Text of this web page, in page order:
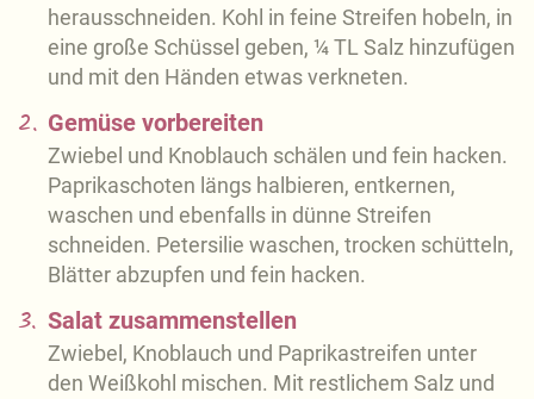
herausschneiden. Kohl in feine Streifen hobeln, in
eine große Schüssel geben, ¼ TL Salz hinzufügen
und mit den Händen etwas verkneten.
2. Gemüse vorbereiten
Zwiebel und Knoblauch schälen und fein hacken.
Paprikaschoten längs halbieren, entkernen,
waschen und ebenfalls in dünne Streifen
schneiden. Petersilie waschen, trocken schütteln,
Blätter abzupfen und fein hacken.
3. Salat zusammenstellen
Zwiebel, Knoblauch und Paprikastreifen unter
den Weißkohl mischen. Mit restlichem Salz und